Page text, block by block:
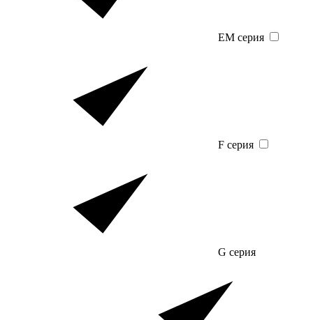
EM серия
F серия
G серия